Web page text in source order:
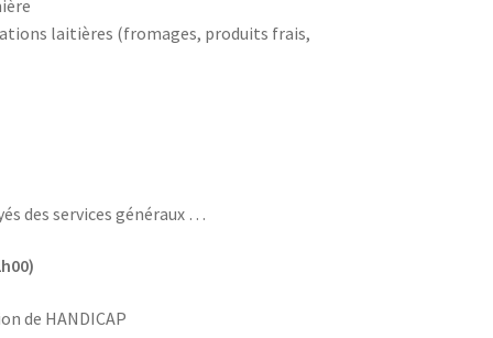
laitières (fromages, produits frais,
des services généraux …
de HANDICAP